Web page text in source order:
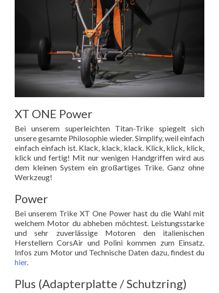
XT ONE Power
Bei unserem superleichten Titan-Trike spiegelt sich
unsere gesamte Philosophie wieder. Simplify, weil einfach
einfach einfach ist. Klack, klack, klack. Klick, klick, klick,
klick und fertig! Mit nur wenigen Handgriffen wird aus
dem kleinen System ein großartiges Trike. Ganz ohne
Werkzeug!
Power
Bei unserem Trike XT One Power hast du die Wahl mit
welchem Motor du abheben möchtest. Leistungsstarke
und sehr zuverlässige Motoren den italienischen
Herstellern CorsAir und Polini kommen zum Einsatz.
Infos zum Motor und Technische Daten dazu, findest du
hier.
Plus (Adapterplatte / Schutzring)